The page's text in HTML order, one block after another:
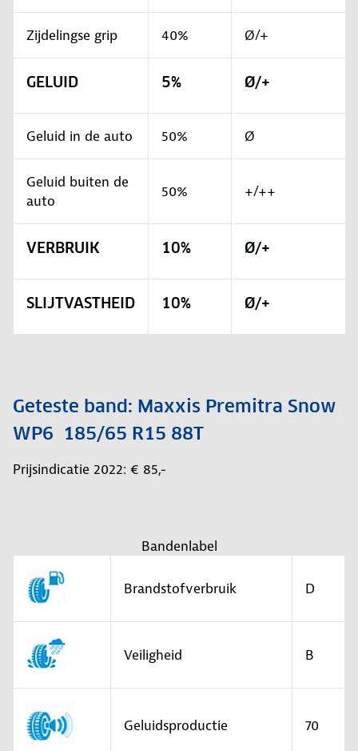
Zijdelingse grip 40% Ø/+
GELUID 5% Ø/+
Geluid in de auto 50% Ø
Geluid buiten de
auto
50% +/++
VERBRUIK 10% Ø/+
SLIJTVASTHEID 10% Ø/+
Geteste band: Maxxis Premitra Snow
WP6 185/65 R15 88T
Prijsindicatie 2022: € 85,-
Bandenlabel
Brandstofverbruik D
Veiligheid B
Geluidsproductie 70